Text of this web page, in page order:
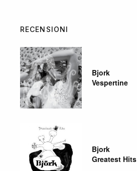
RECENSIONI
Bjork
Vespertine
Bjork
Greatest Hits